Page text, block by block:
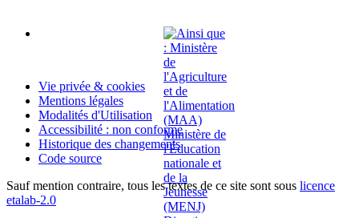
Vie privée & cookies
Mentions légales
Modalités d'Utilisation
Accessibilité : non conforme
Historique des changements
Code source
Sauf mention contraire, tous les textes de ce site sont sous licence
etalab-2.0